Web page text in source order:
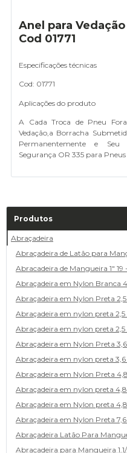
Anel para
Cod 01771
Especificações técnicas
Cod: 01771
Aplicações do produto
A Cada Troca de Pneu
Vedação,a Borracha
Permanentemente e Seu
Segurança OR 335 para Pneus
Produtos
Abraçadeira
Abraçadeira de Latão para
Abracadeira de Mangueira 1" 19
Abraçadeira em Nylon Branca
Abraçadeira em Nylon Preta
Abraçadeira em nylon preta
Abraçadeira em nylon preta
Abraçadeira em Nylon Preta
Abraçadeira em nylon preta
Abraçadeira em Nylon Preta
Abraçadeira em nylon preta
Abraçadeira em Nylon preta
Abraçadeira em Nylon Preta
Abraçadeira Latão Para
Abracadeira para Mangueira